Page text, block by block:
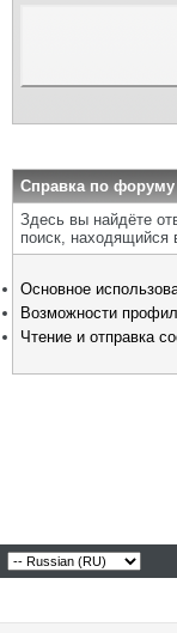
Справка по форуму
Здесь вы найдёте
поиск, находящийся
Основное
Возможности
Чтение и отправка